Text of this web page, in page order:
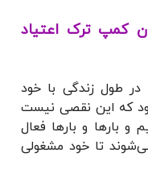
کمپ ترک اعتیاد
طول زندگی با خود
که این نقصی نیست
و بارها و بارها فعال
تا خود مشغولی